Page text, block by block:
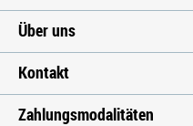
Über uns
Kontakt
Zahlungsmodalitäten